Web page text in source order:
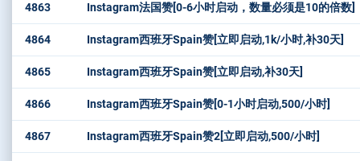
4863 Instagram法国赞[0-6小时启动，数量必须是10的倍数]
4864 Instagram西班牙Spain赞[立即启动,1k/小时,补30天]
4865 Instagram西班牙Spain赞[立即启动,补30天]
4866 Instagram西班牙Spain赞[0-1小时启动,500/小时]
4867 Instagram西班牙Spain赞2[立即启动,500/小时]